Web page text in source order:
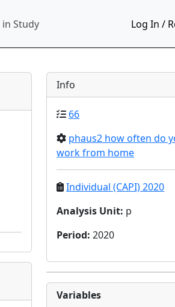
in Study Log In /
Info
66
phaus2 how often do
work from home
Individual (CAPI) 2020
Analysis Unit: p
Period:2020
Variables